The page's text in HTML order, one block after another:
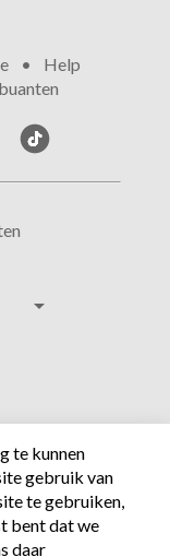
•
Help
arrow_drop_down
te kunnen
gebruik van
te gebruiken,
bent dat we
daar